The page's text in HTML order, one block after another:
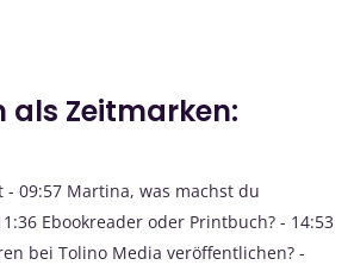
als Zeitmarken:
- 09:57 Martina, was machst du
Ebookreader oder Printbuch? - 14:53
bei Tolino Media veröffentlichen? -